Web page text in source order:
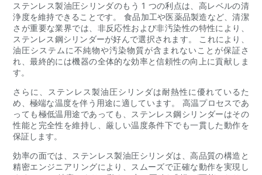
ステンレス製油圧シリンダのもう 1 つの利点は、高レベルの清
浄度を維持できることです。 食品加工や医薬品製造など、清潔
さが重要な業界では、非反応性および非汚染性の特性により、
ステンレス鋼シリンダーが好んで選択されます。 これにより、
油圧システムに不純物や汚染物質が含まれないことが保証さ
れ、最終的には機器の全体的な効率と信頼性の向上に貢献しま
す。
さらに、ステンレス製油圧シリンダは耐熱性に優れているた
め、極端な温度を伴う用途に適しています。 高温プロセスであ
っても極低温用途であっても、ステンレス鋼シリンダーはその
性能と完全性を維持し、厳しい温度条件下でも一貫した動作を
保証します。
効率の面では、ステンレス製油圧シリンダは、高品質の構造と
精密エンジニアリングにより、スムーズで正確な動作を実現し